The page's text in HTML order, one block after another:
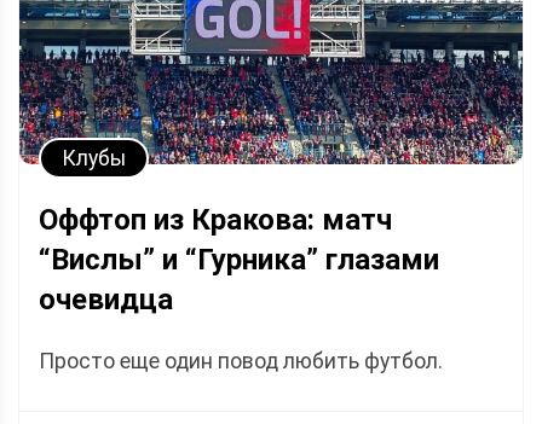
Клубы
Оффтоп из Кракова: матч
“Вислы” и “Гурника” глазами
очевидца
Просто еще один повод любить футбол.